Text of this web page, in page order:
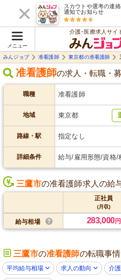
スカウトや選考の連
通知でお知らせ
メニュー
介護･医療求人サイ
みんジョブ
准看護師 東京都の准看護師
准看護師の求人・転職・
職種 准看護師
地域 東京都
路線・駅 指定なし
詳細条件 給与/雇用形態/資格/
三鷹市の准看護師求人の給
正社員
(月収)
給与相場 283,000円
三鷹市の准看護師の転職事情
平均給与相場 求人の動向 介